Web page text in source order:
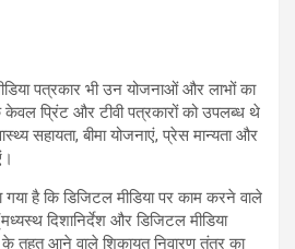
पत्रकार भी उन योजनाओं और लाभों का
प्रिंट और टीवी पत्रकारों को उपलब्ध थे
सहायता, बीमा योजनाएं, प्रेस मान्यता और
है कि डिजिटल मीडिया पर काम करने वाले
दिशानिर्देश और डिजिटल मीडिया
के तहत आने वाले शिकायत निवारण तंत्र का